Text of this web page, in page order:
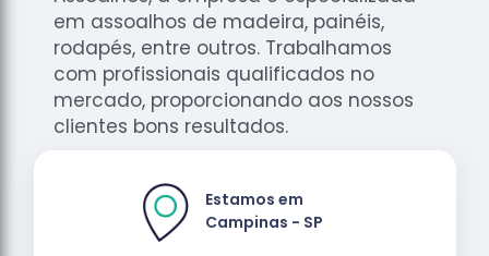
em assoalhos de madeira, painéis,
rodapés, entre outros. Trabalhamos
com profissionais qualificados no
mercado, proporcionando aos nossos
clientes bons resultados.
Estamos em
Campinas - SP